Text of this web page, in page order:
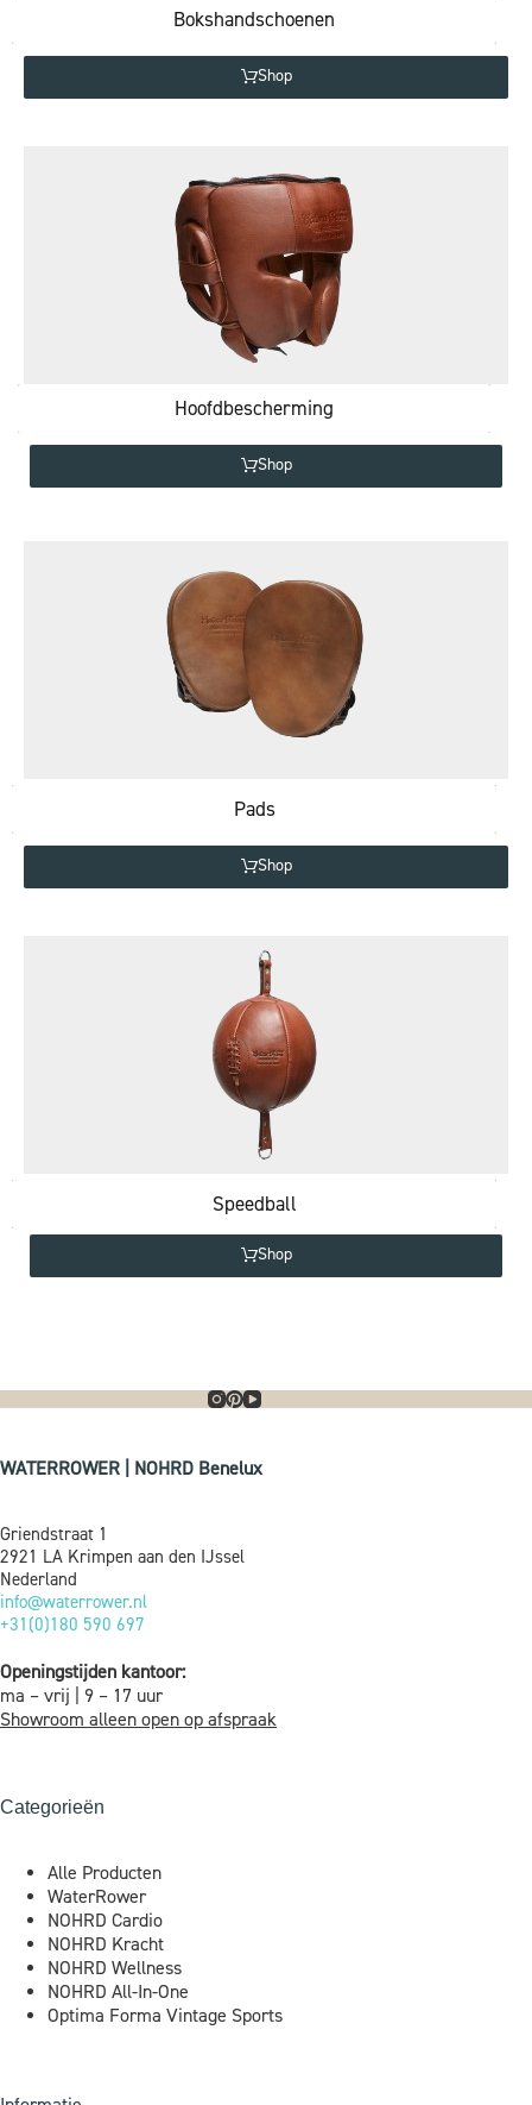
Bokshandschoenen
Shop
Hoofdbescherming
Shop
Pads
Shop
Speedball
Shop
WATERROWER | NOHRD Benelux
Griendstraat 1
2921 LA Krimpen aan den IJssel
Nederland
info@waterrower.nl
+31(0)180 590 697
Openingstijden kantoor:
ma – vrij | 9 – 17 uur
Showroom alleen open op afspraak
Categorieën
Alle Producten
WaterRower
NOHRD Cardio
NOHRD Kracht
NOHRD Wellness
NOHRD All-In-One
Optima Forma Vintage Sports